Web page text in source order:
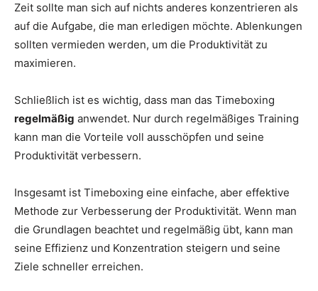
Zeit sollte man sich auf nichts anderes konzentrieren als
auf die Aufgabe, die man erledigen möchte. Ablenkungen
sollten vermieden werden, um die Produktivität zu
maximieren.
Schließlich ist es wichtig, dass man das Timeboxing
regelmäßig anwendet. Nur durch regelmäßiges Training
kann man die Vorteile voll ausschöpfen und seine
Produktivität verbessern.
Insgesamt ist Timeboxing eine einfache, aber effektive
Methode zur Verbesserung der Produktivität. Wenn man
die Grundlagen beachtet und regelmäßig übt, kann man
seine Effizienz und Konzentration steigern und seine
Ziele schneller erreichen.